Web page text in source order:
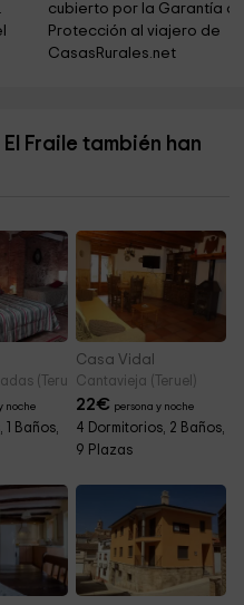
6,2 km
10,0 km
10,0 km
cubierto por la Garantía
Protección al viajero de
CasasRurales.net
Fraile también han
(Teruel)
noche
1 Baños,
Casa Vidal
Cantavieja (Teruel)
22€ persona y noche
4 Dormitorios, 2 Baños,
9 Plazas